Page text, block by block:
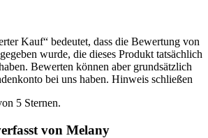
Kauf“ bedeutet, dass die Bewertung von
wurde, die dieses Produkt tatsächlich
Bewerten können aber grundsätzlich
bei uns haben. Hinweis schließen
5 Sternen.
von Melany